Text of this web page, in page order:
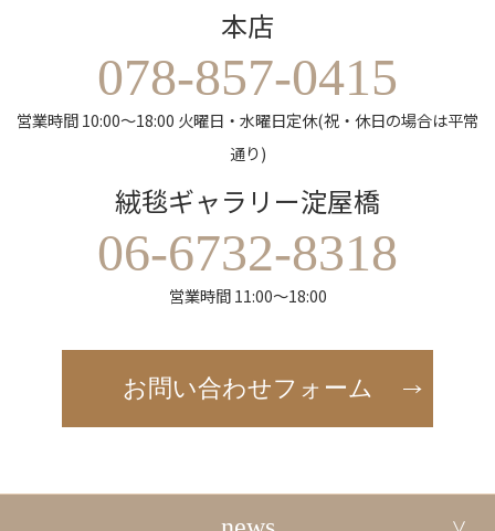
本店
078-857-0415
営業時間 10:00～18:00 火曜日・水曜日定休(祝・休日の場合は平常
通り)
絨毯ギャラリー淀屋橋
06-6732-8318
営業時間 11:00～18:00
お問い合わせフォーム